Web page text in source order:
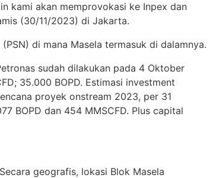
kami akan memprovokasi ke Inpex dan
(30/11/2023) di Jakarta.
di mana Masela termasuk di dalamnya.
sudah dilakukan pada 4 Oktober
35.000 BOPD. Estimasi investment
proyek onstream 2023, per 31
BOPD dan 454 MMSCFD. Plus capital
geografis, lokasi Blok Masela